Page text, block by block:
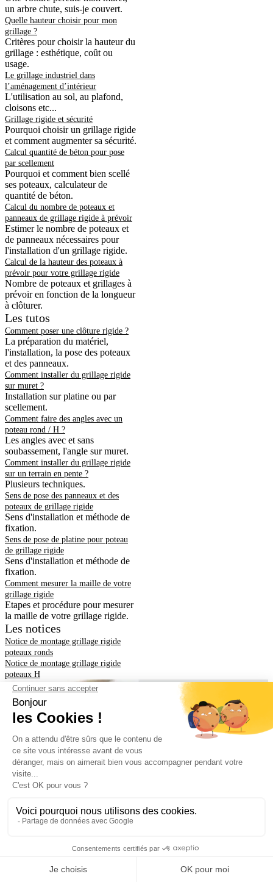
un arbre chute, suis-je couvert.
Quelle hauteur choisir pour mon
grillage ?
Critères pour choisir la hauteur du
grillage : esthétique, coût ou
usage.
Le grillage industriel dans
l’aménagement d’intérieur
L'utilisation au sol, au plafond,
cloisons etc...
Grillage rigide et sécurité
Pourquoi choisir un grillage rigide
et comment augmenter sa sécurité.
Calcul quantité de béton pour pose
par scellement
Pourquoi et comment bien scellé
ses poteaux, calculateur de
quantité de béton.
Calcul du nombre de poteaux et
panneaux de grillage rigide à prévoir
Estimer le nombre de poteaux et
de panneaux nécessaires pour
l'installation d'un grillage rigide.
Calcul de la hauteur des poteaux à
prévoir pour votre grillage rigide
Nombre de poteaux et grillages à
prévoir en fonction de la longueur
à clôturer.
Les tutos
Comment poser une clôture rigide ?
La préparation du matériel,
l'installation, la pose des poteaux
et des panneaux.
Comment installer du grillage rigide
sur muret ?
Installation sur platine ou par
scellement.
Comment faire des angles avec un
poteau rond / H ?
Les angles avec et sans
soubassement, l'angle sur muret.
Comment installer du grillage rigide
sur un terrain en pente ?
Plusieurs techniques.
Sens de pose des panneaux et des
poteaux de grillage rigide
Sens d'installation et méthode de
fixation.
Sens de pose de platine pour poteau
de grillage rigide
Sens d'installation et méthode de
fixation.
Comment mesurer la maille de votre
grillage rigide
Etapes et procédure pour mesurer
la maille de votre grillage rigide.
Les notices
Notice de montage grillage rigide
poteaux ronds
Notice de montage grillage rigide
poteaux H